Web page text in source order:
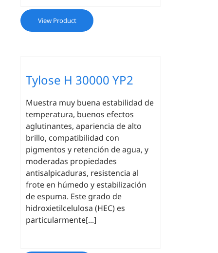
View Product
Tylose H 30000 YP2
Muestra muy buena estabilidad de
temperatura, buenos efectos
aglutinantes, apariencia de alto
brillo, compatibilidad con
pigmentos y retención de agua, y
moderadas propiedades
antisalpicaduras, resistencia al
frote en húmedo y estabilización
de espuma. Este grado de
hidroxietilcelulosa (HEC) es
particularmente[...]